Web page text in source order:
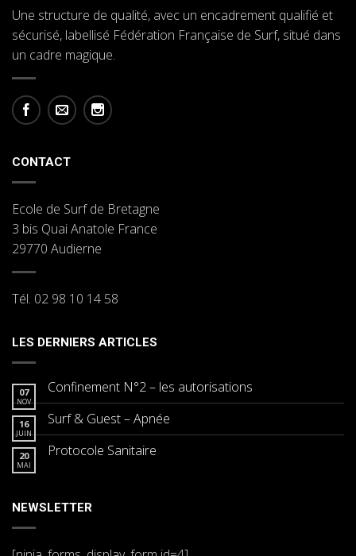
Une structure de qualité, avec un encadrement qualifié et
sécurisé, labellisé Fédération Française de Surf, situé dans
un cadre magique.
CONTACT
Ecole de Surf de Bretagne
3 bis Quai Anatole France
29770 Audierne
Tél. 02 98 10 14 58
LES DERNIERS ARTICLES
07
NOV
Confinement N°2 – les autorisations
16
JUIN
Surf & Guest – Apnée
20
MAI
Protocole Sanitaire
NEWSLETTER